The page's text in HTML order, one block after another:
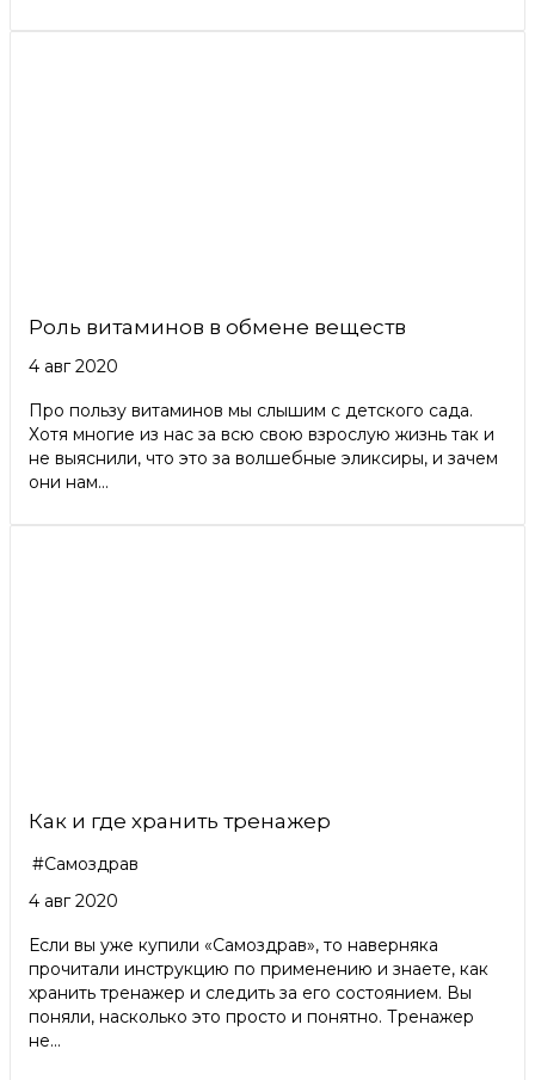
Роль витаминов в обмене веществ
4 авг 2020
Про пользу витаминов мы слышим с детского сада.
Хотя многие из нас за всю свою взрослую жизнь так и
не выяснили, что это за волшебные эликсиры, и зачем
они нам...
Как и где хранить тренажер
#Самоздрав
4 авг 2020
Если вы уже купили «Самоздрав», то наверняка
прочитали инструкцию по применению и знаете, как
хранить тренажер и следить за его состоянием. Вы
поняли, насколько это просто и понятно. Тренажер
не...